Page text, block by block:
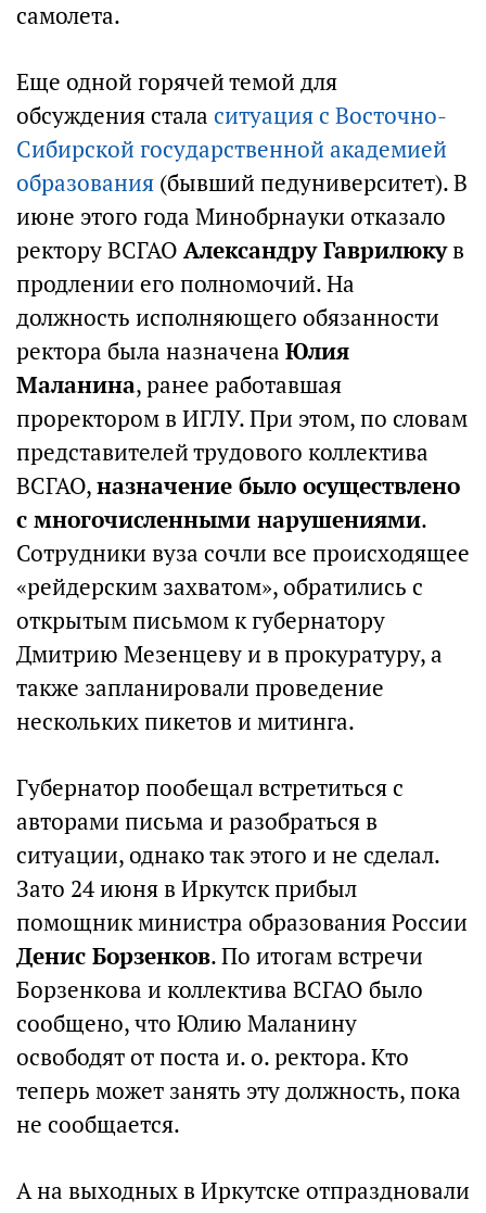
самолета.
Еще одной горячей темой для
обсуждения стала ситуация с Восточно-
Сибирской государственной академией
образования (бывший педуниверситет). В
июне этого года Минобрнауки отказало
ректору ВСГАО Александру Гаврилюкув
продлении его полномочий. На
должность исполняющего обязанности
ректора была назначена Юлия
Маланина, ранее работавшая
проректором в ИГЛУ. При этом, по словам
представителей трудового коллектива
ВСГАО,назначение было осуществлено
с многочисленными нарушениями.
Сотрудники вуза сочли все происходящее
«рейдерским захватом», обратились с
открытым письмом к губернатору
Дмитрию Мезенцеву и в прокуратуру, а
также запланировали проведение
нескольких пикетов и митинга.
Губернатор пообещал встретиться с
авторами письма и разобраться в
ситуации, однако так этого и не сделал.
Зато 24 июня в Иркутск прибыл
помощник министра образования России
Денис Борзенков. По итогам встречи
Борзенкова и коллектива ВСГАО было
сообщено, что Юлию Маланину
освободят от поста и. о. ректора. Кто
теперь может занять эту должность, пока
не сообщается.
А на выходных в Иркутске отпраздновали